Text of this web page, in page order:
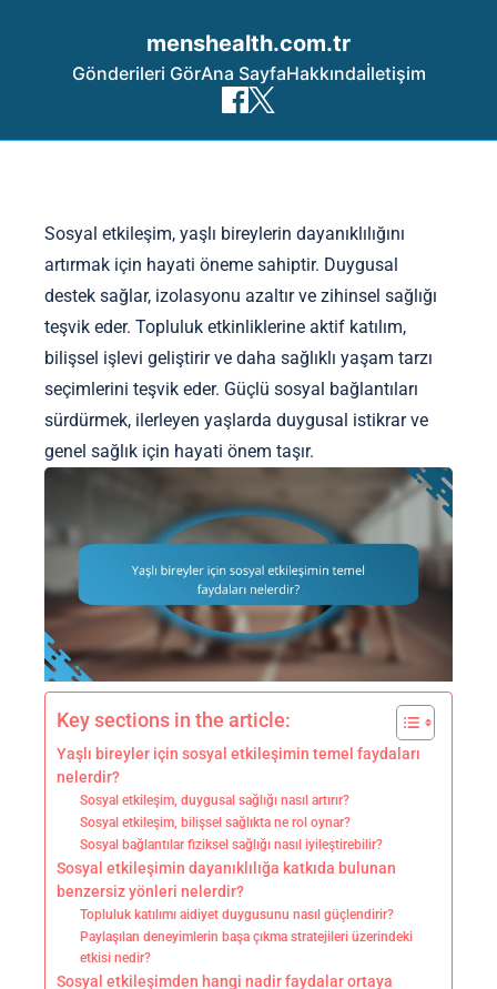
menshealth.com.tr
Gönderileri GörAna SayfaHakkındaİletişim
Sosyal etkileşim, yaşlı bireylerin dayanıklılığını
artırmak için hayati öneme sahiptir. Duygusal
destek sağlar, izolasyonu azaltır ve zihinsel sağlığı
teşvik eder. Topluluk etkinliklerine aktif katılım,
bilişsel işlevi geliştirir ve daha sağlıklı yaşam tarzı
seçimlerini teşvik eder. Güçlü sosyal bağlantıları
sürdürmek, ilerleyen yaşlarda duygusal istikrar ve
genel sağlık için hayati önem taşır.
Key sections in the article:
Yaşlı bireyler için sosyal etkileşimin temel faydaları
nelerdir?
Sosyal etkileşim, duygusal sağlığı nasıl artırır?
Sosyal etkileşim, bilişsel sağlıkta ne rol oynar?
Sosyal bağlantılar fiziksel sağlığı nasıl iyileştirebilir?
Sosyal etkileşimin dayanıklılığa katkıda bulunan
benzersiz yönleri nelerdir?
Topluluk katılımı aidiyet duygusunu nasıl güçlendirir?
Paylaşılan deneyimlerin başa çıkma stratejileri üzerindeki
etkisi nedir?
Sosyal etkileşimden hangi nadir faydalar ortaya